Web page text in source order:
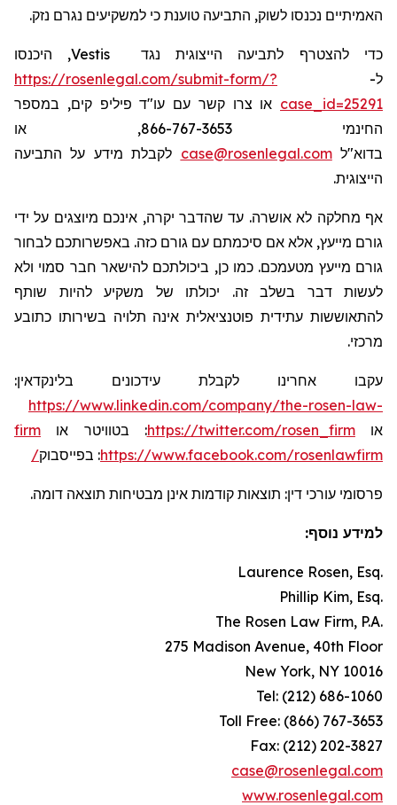
האמיתיים נכנסו לשוק, התביעה טוענת כי למשקיעים נגרם נזק.
כדי להצטרף לתביעה הייצוגית נגד Vestis, היכנסו
ל- https://rosenlegal.com/submit-form/?
case_id=25291 או צרו קשר עם עו"ד פיליפ קים, במספר
החינמי 866-767-3653, או
בדוא"לcase@rosenlegal.com לקבלת מידע על התביעה
הייצוגית.
אף מחלקה לא אושרה. עד שהדבר יקרה, אינכם מיוצגים על ידי
גורם מייעץ, אלא אם סיכמתם עם גורם כזה. באפשרותכם לבחור
גורם מייעץ מטעמכם. כמו כן, ביכולתכם להישאר חבר סמוי ולא
לעשות דבר בשלב זה. יכולתו של משקיע להיות שותף
להתאוששות עתידית פוטנציאלית אינה תלויה בשירותו כתובע
מרכזי.
עקבו אחרינו לקבלת עידכונים בלינקדאין:
https://www.linkedin.com/company/the-rosen-law-
firm או בטוויטר :https://twitter.com/rosen_firm
או
בפייסבוק :https://www.facebook.com/rosenlawfirm/
פרסומי עורכי דין: תוצאות קודמות אינן מבטיחות תוצאה דומה.
למידע נוסף:
Laurence Rosen, Esq.
Phillip Kim, Esq.
The Rosen Law Firm, P.A.
275 Madison Avenue, 40th Floor
New York, NY 10016
Tel: (212) 686-1060
Toll Free: (866) 767-3653
Fax: (212) 202-3827
case@rosenlegal.com
www.rosenlegal.com